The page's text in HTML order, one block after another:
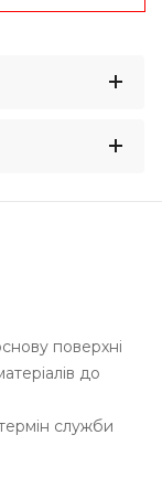
поверхнi
до
служби